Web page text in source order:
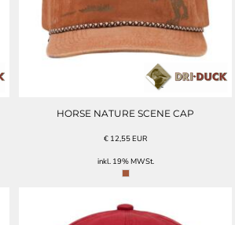
HORSE NATURE SCENE CAP
€ 12,55EUR
inkl. 19% MWSt.